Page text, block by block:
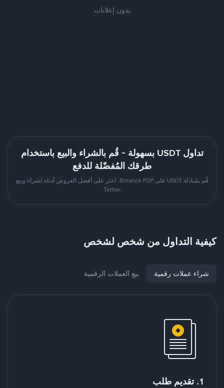
بدون إعلانات
تداول USDT بسهولة - قُم بالشراء والبيع باستخدام
طرقك المُفضّلة للدفع
قُم بمُبادلة USDT على Binance P2P. اعثر على أفضل العروض أدناه لشراء وبيع
Tether
كيفية التداول من شخص لشخص
شراء عملات رقمية بيع العملات الرقمية
1. تقديم طلب